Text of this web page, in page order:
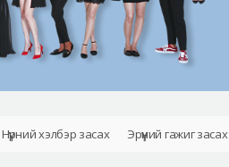
Нүүрний хэлбэр засах Эрүүний гажиг засах